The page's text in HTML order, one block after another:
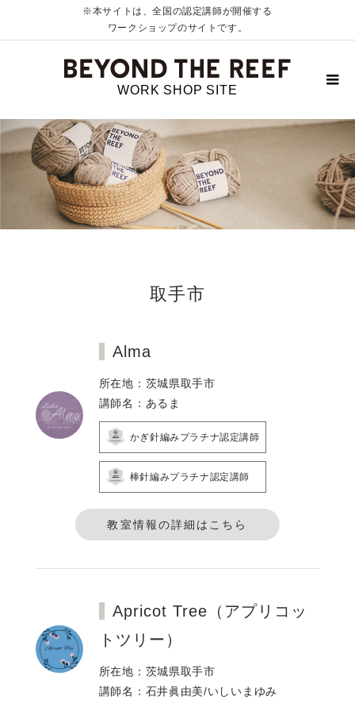
※本サイトは、全国の認定講師が開催する
ワークショップのサイトです。
WORK SHOP SITE
取手市
Alma
所在地：茨城県取手市
講師名：あるま
かぎ針編みプラチナ認定講師
棒針編みプラチナ認定講師
教室情報の詳細はこちら
Apricot Tree（アプリコッ
トツリー）
所在地：茨城県取手市
講師名：石井眞由美/いしいまゆみ